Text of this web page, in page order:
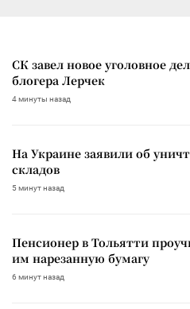
СК завел новое уголовное
блогера Лерчек
4 минуты назад
На Украине заявили об
складов
5 минут назад
Пенсионер в Тольятти
им нарезанную бумагу
6 минут назад